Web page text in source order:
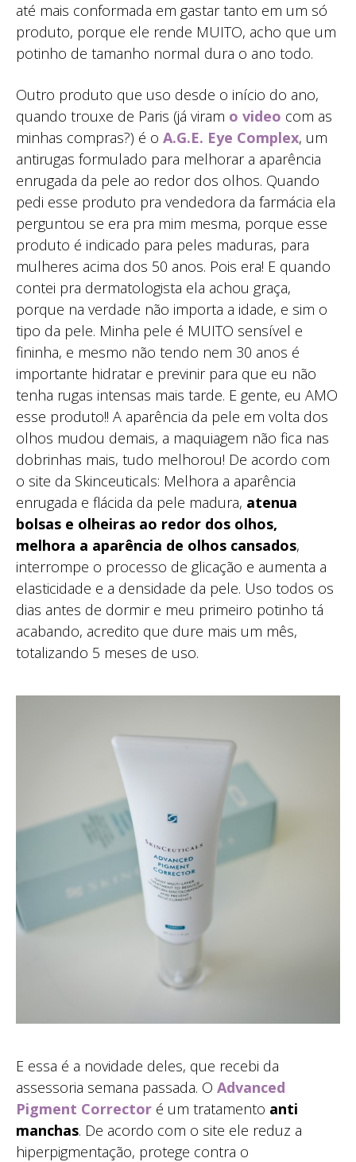
até mais conformada em gastar tanto em um só
produto, porque ele rende MUITO, acho que um
potinho de tamanho normal dura o ano todo.
Outro produto que uso desde o início do ano,
quando trouxe de Paris (já viram o video com as
minhas compras?) é o A.G.E. Eye Complex, um
antirugas formulado para melhorar a aparência
enrugada da pele ao redor dos olhos. Quando
pedi esse produto pra vendedora da farmácia ela
perguntou se era pra mim mesma, porque esse
produto é indicado para peles maduras, para
mulheres acima dos 50 anos. Pois era! E quando
contei pra dermatologista ela achou graça,
porque na verdade não importa a idade, e sim o
tipo da pele. Minha pele é MUITO sensível e
fininha, e mesmo não tendo nem 30 anos é
importante hidratar e previnir para que eu não
tenha rugas intensas mais tarde. E gente, eu AMO
esse produto!! A aparência da pele em volta dos
olhos mudou demais, a maquiagem não fica nas
dobrinhas mais, tudo melhorou! De acordo com
o site da Skinceuticals: Melhora a aparência
enrugada e flácida da pele madura, atenua
bolsas e olheiras ao redor dos olhos,
melhora a aparência de olhos cansados,
interrompe o processo de glicação e aumenta a
elasticidade e a densidade da pele. Uso todos os
dias antes de dormir e meu primeiro potinho tá
acabando, acredito que dure mais um mês,
totalizando 5 meses de uso.
E essa é a novidade deles, que recebi da
assessoria semana passada. O Advanced
Pigment Corrector é um tratamento anti
manchas. De acordo com o site ele reduz a
hiperpigmentação, protege contra o